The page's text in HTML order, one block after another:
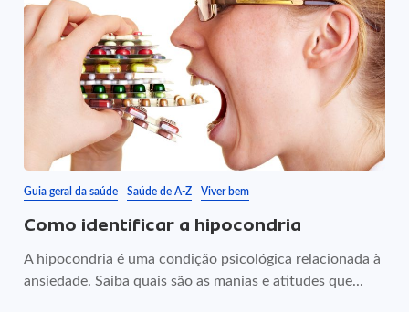
Guia geral da saúde Saúde de A-Z Viver bem
Como identificar a hipocondria
A hipocondria é uma condição psicológica relacionada à
ansiedade. Saiba quais são as manias e atitudes que...